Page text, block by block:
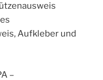
Aufkleber und
–